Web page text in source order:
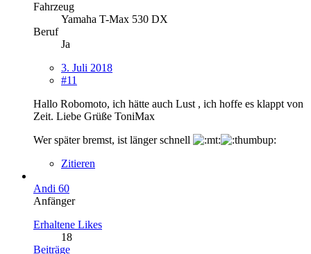
Fahrzeug
Yamaha T-Max 530 DX
Beruf
Ja
3. Juli 2018
#11
Hallo Robomoto, ich hätte auch Lust , ich hoffe es klappt von
Zeit. Liebe Grüße ToniMax
Wer später bremst, ist länger schnell
Zitieren
Andi 60
Anfänger
Erhaltene Likes
18
Beiträge